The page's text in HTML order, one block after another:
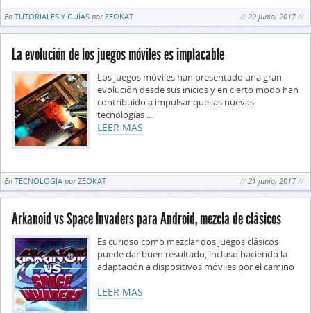
En TUTORIALES Y GUÍAS porZEOKAT 29 junio, 2017
La evolución de los juegos móviles es implacable
Los juegos móviles han presentado una gran
evolución desde sus inicios y en cierto modo han
contribuido a impulsar que las nuevas
tecnologías ...
LEER MAS
En TECNOLOGÍA porZEOKAT 21 junio, 2017
Arkanoid vs Space Invaders para Android, mezcla de clásicos
Es curioso como mezclar dos juegos clásicos
puede dar buen resultado, incluso haciendo la
adaptación a dispositivos móviles por el camino
...
LEER MAS